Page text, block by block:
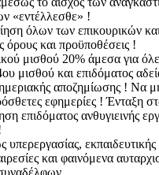
«εντέλλεσθε» !
όλων των επικουρικών
και προϋποθέσεις !
μισθού 20% άμεσα για
μισθού και επιδόματος
αποζημίωσης ! Να
εφημερίες ! Ένταξη
επιδόματος ανθυγιεινής
και φαινόμενα